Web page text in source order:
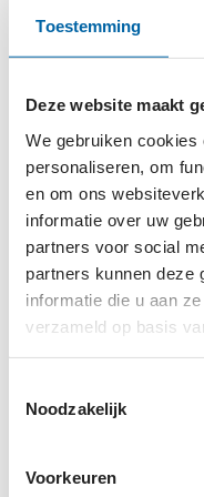
Toestemming
Deze website maakt
We gebruiken
personaliseren, om
en om ons
informatie over uw
partners voor social
partners kunnen deze
informatie die u aan
verzameld op basis
Noodzakelijk
Voorkeuren
ICT is een in 1988
organisatie zonder
Amsterdam het
Europe werkt aan
ten aanzien van
de VN om te zorgen
voor de Tibetaanse
inspanningen van
dialoog met de
oplossing voor
verschillende
meer religieuze
gevangenen en de
brengt deze in de